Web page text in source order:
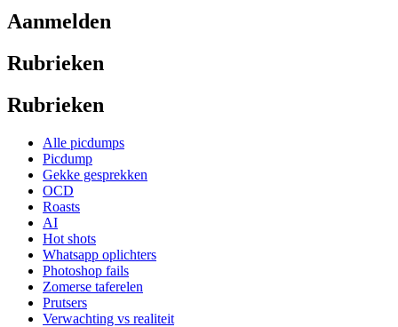
Aanmelden
Rubrieken
Rubrieken
Alle picdumps
Picdump
Gekke gesprekken
OCD
Roasts
AI
Hot shots
Whatsapp oplichters
Photoshop fails
Zomerse taferelen
Prutsers
Verwachting vs realiteit